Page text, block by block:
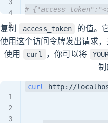
# {"access_token":"<
复制 access_token
的值。
使用这个访问令牌发出请求
使用
curl ，你可以将
制
curl http://